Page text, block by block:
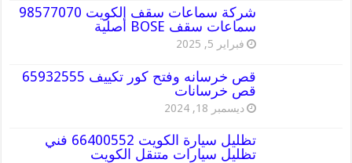
شركة سماعات سقف الكويت 98577070
سماعات سقف BOSE أصلية
فبراير 5, 2025
قص خرسانه وفتح كور تكييف 65932555
قص خرسانات
ديسمبر 18, 2024
تظليل سيارة الكويت 66400552 فني
تظليل سيارات متنقل الكويت